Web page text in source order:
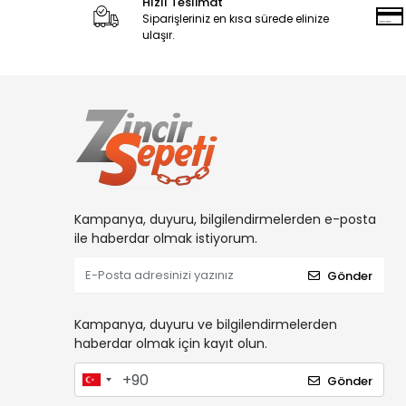
Siparişleriniz en kısa sürede elinize
ulaşır.
Kampanya, duyuru, bilgilendirmelerden e-posta
ile haberdar olmak istiyorum.
Gönder
Kampanya, duyuru ve bilgilendirmelerden
haberdar olmak için kayıt olun.
Gönder